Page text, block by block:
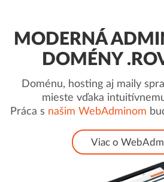
MODERNÁ
DOMÉNY
Doménu, hosting aj maily
mieste vďaka
Práca s našim WebAdminom
Viac o